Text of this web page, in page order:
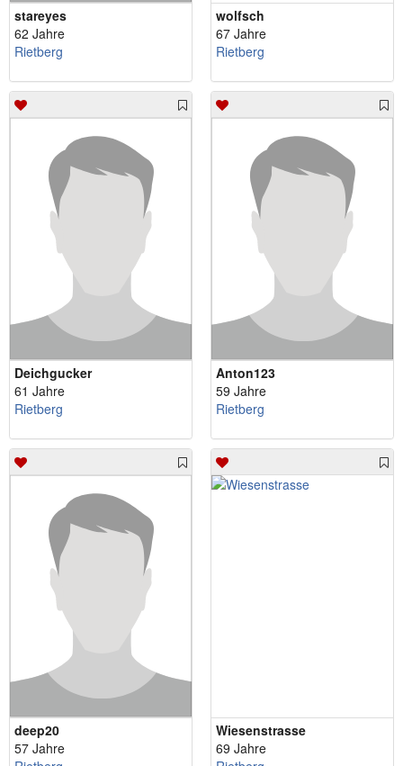
stareyes
62 Jahre
Rietberg
wolfsch
67 Jahre
Rietberg
Deichgucker
61 Jahre
Rietberg
Anton123
59 Jahre
Rietberg
deep20
57 Jahre
Wiesenstrasse
69 Jahre